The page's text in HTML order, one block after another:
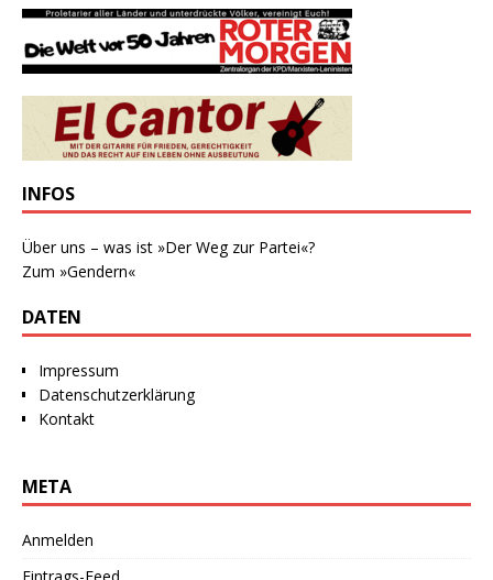
INFOS
Über uns – was ist »Der Weg zur Partei«?
Zum »Gendern«
DATEN
Impressum
Datenschutzerklärung
Kontakt
META
Anmelden
Eintrags-Feed